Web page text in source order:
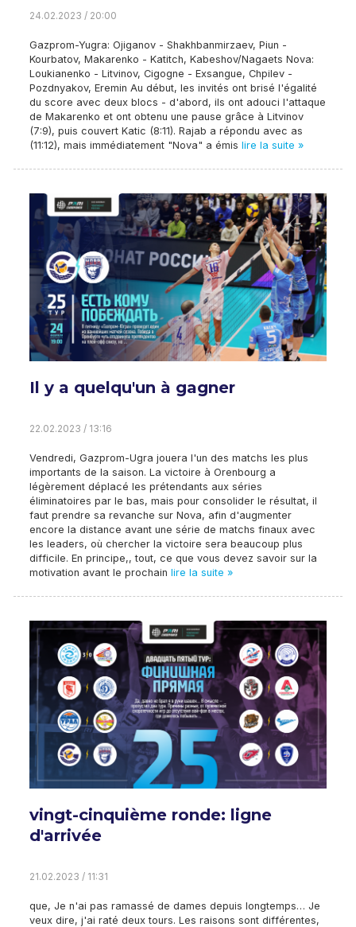
24.02.2023 / 20:00
Gazprom-Yugra: Ojiganov - Shakhbanmirzaev, Piun -
Kourbatov, Makarenko - Katitch, Kabeshov/Nagaets Nova:
Loukianenko - Litvinov, Cigogne - Exsangue, Chpilev -
Pozdnyakov, Eremin Au début, les invités ont brisé l'égalité
du score avec deux blocs - d'abord, ils ont adouci l'attaque
de Makarenko et ont obtenu une pause grâce à Litvinov
(7:9), puis couvert Katic (8:11). Rajab a répondu avec as
(11:12), mais immédiatement "Nova" a émis lire la suite »
Il y a quelqu'un à gagner
22.02.2023 / 13:16
Vendredi, Gazprom-Ugra jouera l'un des matchs les plus
importants de la saison. La victoire à Orenbourg a
légèrement déplacé les prétendants aux séries
éliminatoires par le bas, mais pour consolider le résultat, il
faut prendre sa revanche sur Nova, afin d'augmenter
encore la distance avant une série de matchs finaux avec
les leaders, où chercher la victoire sera beaucoup plus
difficile. En principe,, tout, ce que vous devez savoir sur la
motivation avant le prochain lire la suite »
vingt-cinquième ronde: ligne
d'arrivée
21.02.2023 / 11:31
que, Je n'ai pas ramassé de dames depuis longtemps… Je
veux dire, j'ai raté deux tours. Les raisons sont différentes,